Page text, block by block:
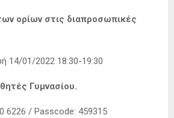
ορίων στις διαπροσωπικές
2022 18:30-19:30
Γυμνασίου.
6226 / Passcode: 459315